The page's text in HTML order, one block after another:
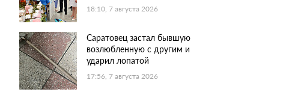
18:10, 7 августа 2026
Саратовец застал бывшую
возлюбленную с другим и
ударил лопатой
17:56, 7 августа 2026